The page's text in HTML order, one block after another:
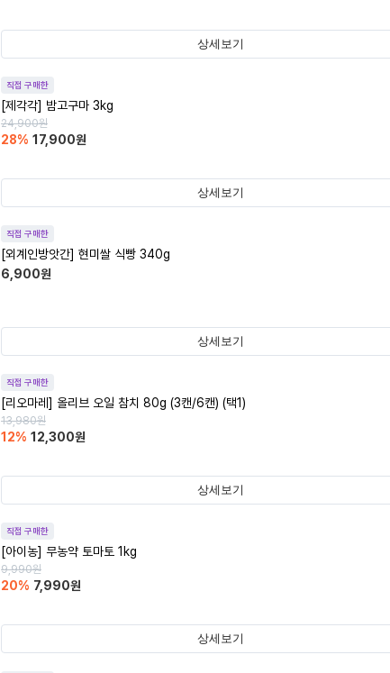
상세보기
직접 구매한
[제각각] 밤고구마 3kg
24,900원
28% 17,900원
상세보기
직접 구매한
[외계인방앗간] 현미쌀 식빵 340g
6,900원
상세보기
직접 구매한
[리오마레] 올리브 오일 참치 80g (3캔/6캔) (택1)
13,980원
12% 12,300원
상세보기
직접 구매한
[아이농] 무농약 토마토 1kg
9,990원
20% 7,990원
상세보기